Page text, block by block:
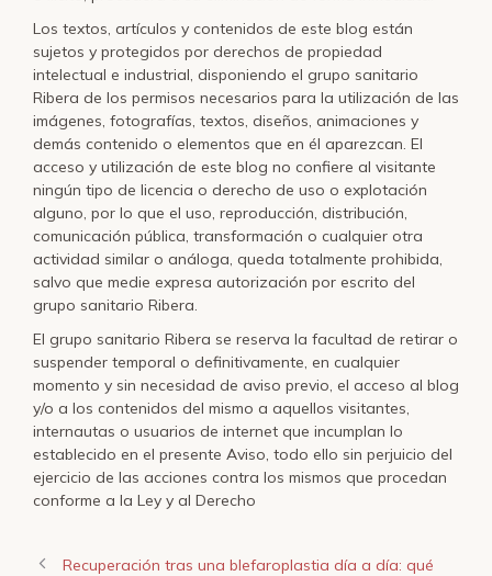
Los textos, artículos y contenidos de este blog están
sujetos y protegidos por derechos de propiedad
intelectual e industrial, disponiendo el grupo sanitario
Ribera de los permisos necesarios para la utilización de las
imágenes, fotografías, textos, diseños, animaciones y
demás contenido o elementos que en él aparezcan. El
acceso y utilización de este blog no confiere al visitante
ningún tipo de licencia o derecho de uso o explotación
alguno, por lo que el uso, reproducción, distribución,
comunicación pública, transformación o cualquier otra
actividad similar o análoga, queda totalmente prohibida,
salvo que medie expresa autorización por escrito del
grupo sanitario Ribera.
El grupo sanitario Ribera se reserva la facultad de retirar o
suspender temporal o definitivamente, en cualquier
momento y sin necesidad de aviso previo, el acceso al blog
y/o a los contenidos del mismo a aquellos visitantes,
internautas o usuarios de internet que incumplan lo
establecido en el presente Aviso, todo ello sin perjuicio del
ejercicio de las acciones contra los mismos que procedan
conforme a la Ley y al Derecho
Recuperación tras una blefaroplastia día a día: qué